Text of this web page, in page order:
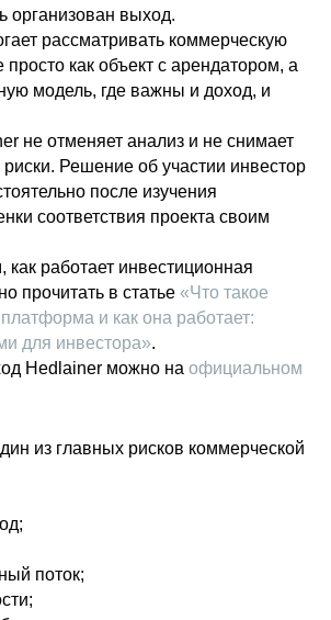
организован выход.
рассматривать коммерческую
как объект с арендатором, а
модель, где важны и доход, и
не отменяет анализ и не снимает
Решение об участии инвестор
после изучения
соответствия проекта своим
работает инвестиционная
прочитать в статье «Что такое
и как она работает:
для инвестора».
Hedlainer можно на официальном
из главных рисков коммерческой
поток;